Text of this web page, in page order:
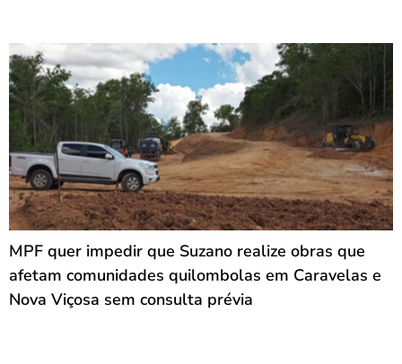
MPF quer impedir que Suzano realize obras que
afetam comunidades quilombolas em Caravelas e
Nova Viçosa sem consulta prévia